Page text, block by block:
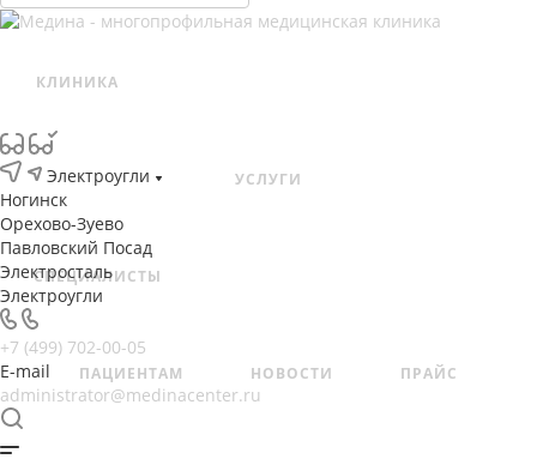
КЛИНИКА
УСЛУГИ
СПЕЦИАЛИСТЫ
ПАЦИЕНТАМ НОВОСТИ ПРАЙС
Электроугли
Ногинск
Орехово-Зуево
Павловский Посад
Электросталь
Электроугли
+7 (499) 702-00-05
E-mail
administrator@medinacenter.ru